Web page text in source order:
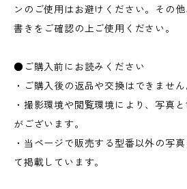
ンのご使用はお避けください。その
書きをご確認の上ご使用ください。
●ご購入前にお読みください
・ご購入後の返品や交換はできません
・撮影環境や閲覧環境により、写真
がございます。
・当ページで販売する型番以外の写
て掲載しています。